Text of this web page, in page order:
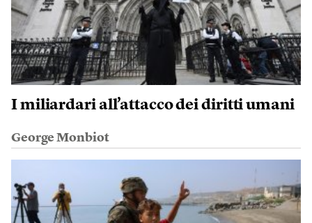
I miliardari all’attacco dei diritti umani
George Monbiot